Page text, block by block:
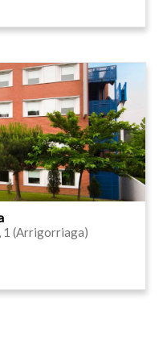
(Arrigorriaga)